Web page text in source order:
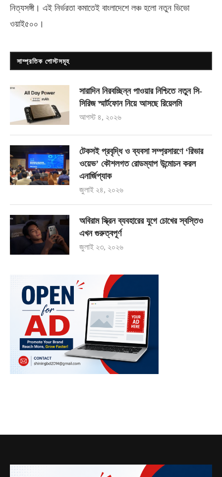
নিত্যসঙ্গী। এই নির্ভরতা কমাতেই বাংলাদেশে লঞ্চ হলো নতুন ভিভো
ওয়াই৫০০ ।
সাম্প্রতিক পোস্টসমূহ
সারাদিন নিরবচ্ছিন্ন পাওয়ার নিশ্চিতে নতুন সি-
সিরিজ স্মার্টফোন নিয়ে আসছে রিয়েলমি
আগস্ট ৪, ২০২৬
টেকসই প্রবৃদ্ধি ও ব্যবসা সম্প্রসারণে ‘রিভার
ওয়েভ’ কৌশলগত রোডম্যাপ উন্মোচন করল
এনার্জিপ্যাক
জুলাই ২৪, ২০২৬
অবিরাম স্ক্রিন ব্যবহারের যুগে চোখের স্বস্তিও
এখন গুরুত্বপূর্ণ
জুলাই ২৩, ২০২৬